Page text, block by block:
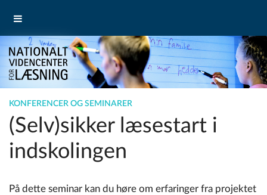
KONFERENCER OG SEMINARER
(Selv)sikker læsestart i
indskolingen
På dette seminar kan du høre om erfaringer fra projektet